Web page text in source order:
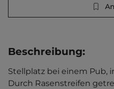
Beschreibung:
Stellplatz bei einem Pub,
Durch Rasenstreifen